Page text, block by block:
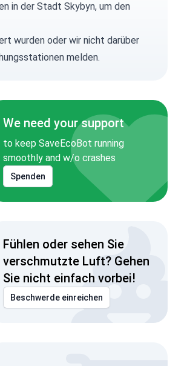
in der Stadt Skybyn, um den
wurden oder wir nicht darüber
melden.
We need your support
to keep SaveEcoBot running
smoothly and w/o crashes
Spenden
Fühlen oder sehen Sie
verschmutzte Luft? Gehen
Sie nicht einfach vorbei!
Beschwerde einreichen